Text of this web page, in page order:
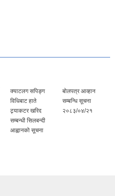
क्याटलग सपिङ्ग
विधिबाट हाते
ट्र्याकटर खरिद
सम्बन्धी सिलबन्दी
आह्वानको सूचना
बोलपत्र आव्हान
सम्बन्धि सूचना
२०८३/०४/२१